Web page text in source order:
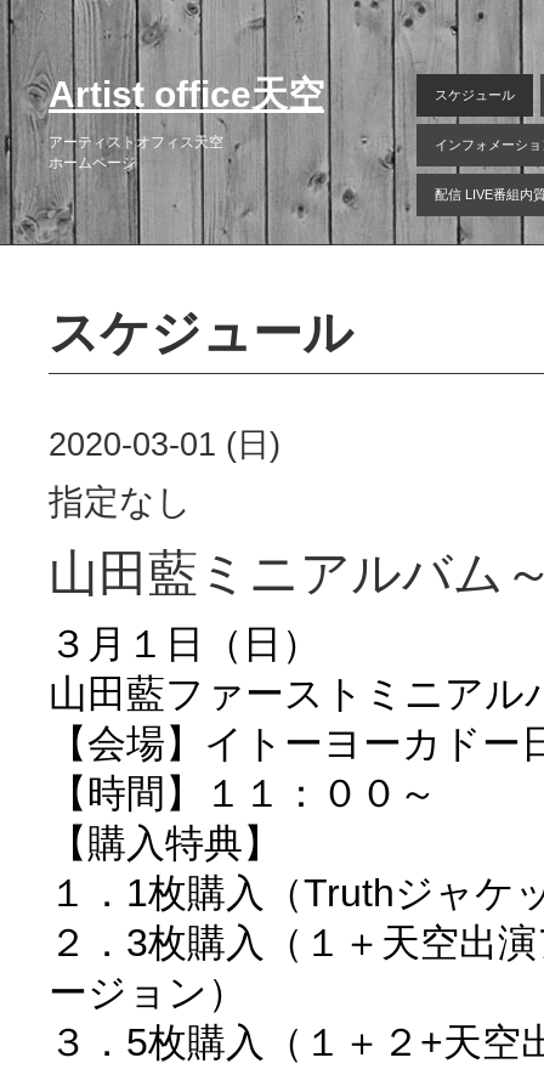
Artist office天空
アーティストオフィス天空
ホームページ
スケジュール
インフォメーショ
配信 LIVE番組内
スケジュール
2020-03-01 (日)
指定なし
山田藍ミニアルバム
３月１日（日）
山田藍ファーストミニア
【会場】イトーヨーカドー
【時間】１１：００～
【購入特典】
１．1枚購入（Truthジャケ
２．3枚購入（１＋天空出
ージョン）
３．5枚購入（１＋２+天